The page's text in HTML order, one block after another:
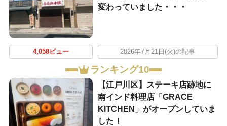
変わっていました・・・
4,058ビュー 2026年7月21日(火)の記事
ランキング10
【江戸川区】ステーキ店跡地に
南インド料理店「GRACE
KITCHEN」がオープンしていま
した！